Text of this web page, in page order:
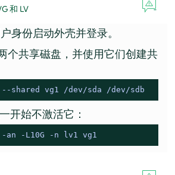
和 LV
身份启动外壳并登录。
个共享磁盘，并使用它们创建共
shared vg1 /dev/sda /dev/sdb
开始不激活它：
an -L10G -n lv1 vg1